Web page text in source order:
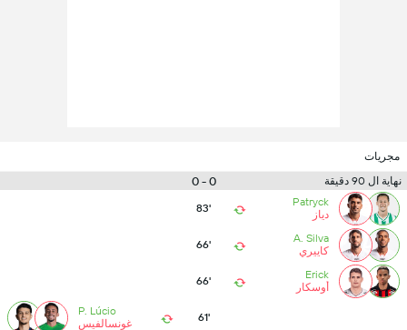
مجريات
نهاية ال 90 دقيقة
0 - 0
Patryck
دياز
83'
A. Silva
كاييري
66'
Erick
أوسكار
66'
61'
P. Lúcio
غونسالفيس